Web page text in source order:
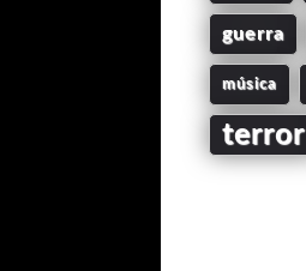
guerra
música
terror